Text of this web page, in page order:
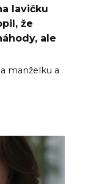
lavičku
že
ale
manželku a